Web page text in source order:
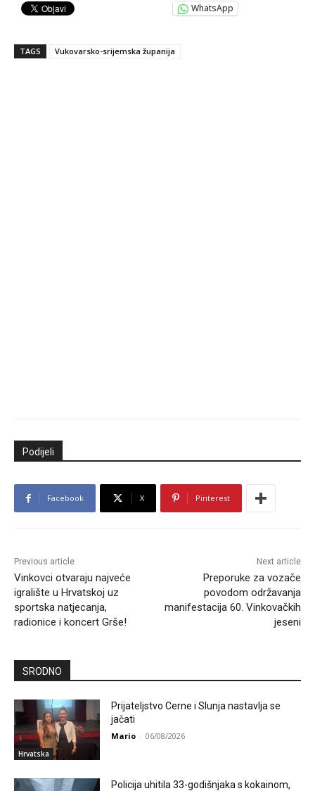
WhatsApp
TAGS Vukovarsko-srijemska županija
Podijeli
Facebook X Pinterest
Previous article
Vinkovci otvaraju najveće
igralište u Hrvatskoj uz
sportska natjecanja,
radionice i koncert Grše!
Next article
Preporuke za vozače
povodom održavanja
manifestacija 60. Vinkovačkih
jeseni
SRODNO
Hrvatska
Prijateljstvo Cerne i Slunja nastavlja se
jačati
Mario - 06/08/2026
Policija uhitila 33-godišnjaka s kokainom,